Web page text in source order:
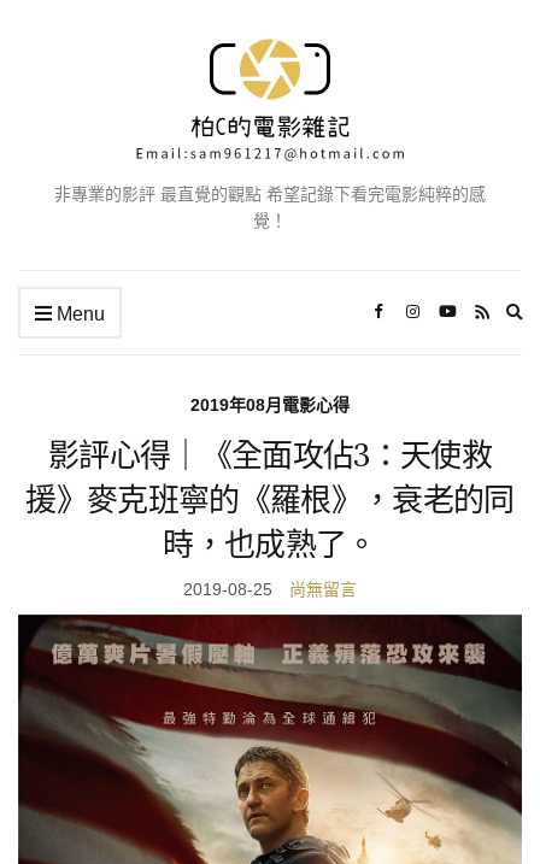
非專業的影評 最直覺的觀點 希望記錄下看完電影純粹的感
覺！
Menu
2019年08月電影心得
影評心得｜《全面攻佔3：天使救
援》麥克班寧的《羅根》，衰老的同
時，也成熟了。
2019-08-25 尚無留言